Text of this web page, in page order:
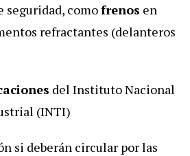
seguridad, comofrenos en
refractantes (delanteros
del InstitutoNacional
(INTI)
n si deberán circular porlas